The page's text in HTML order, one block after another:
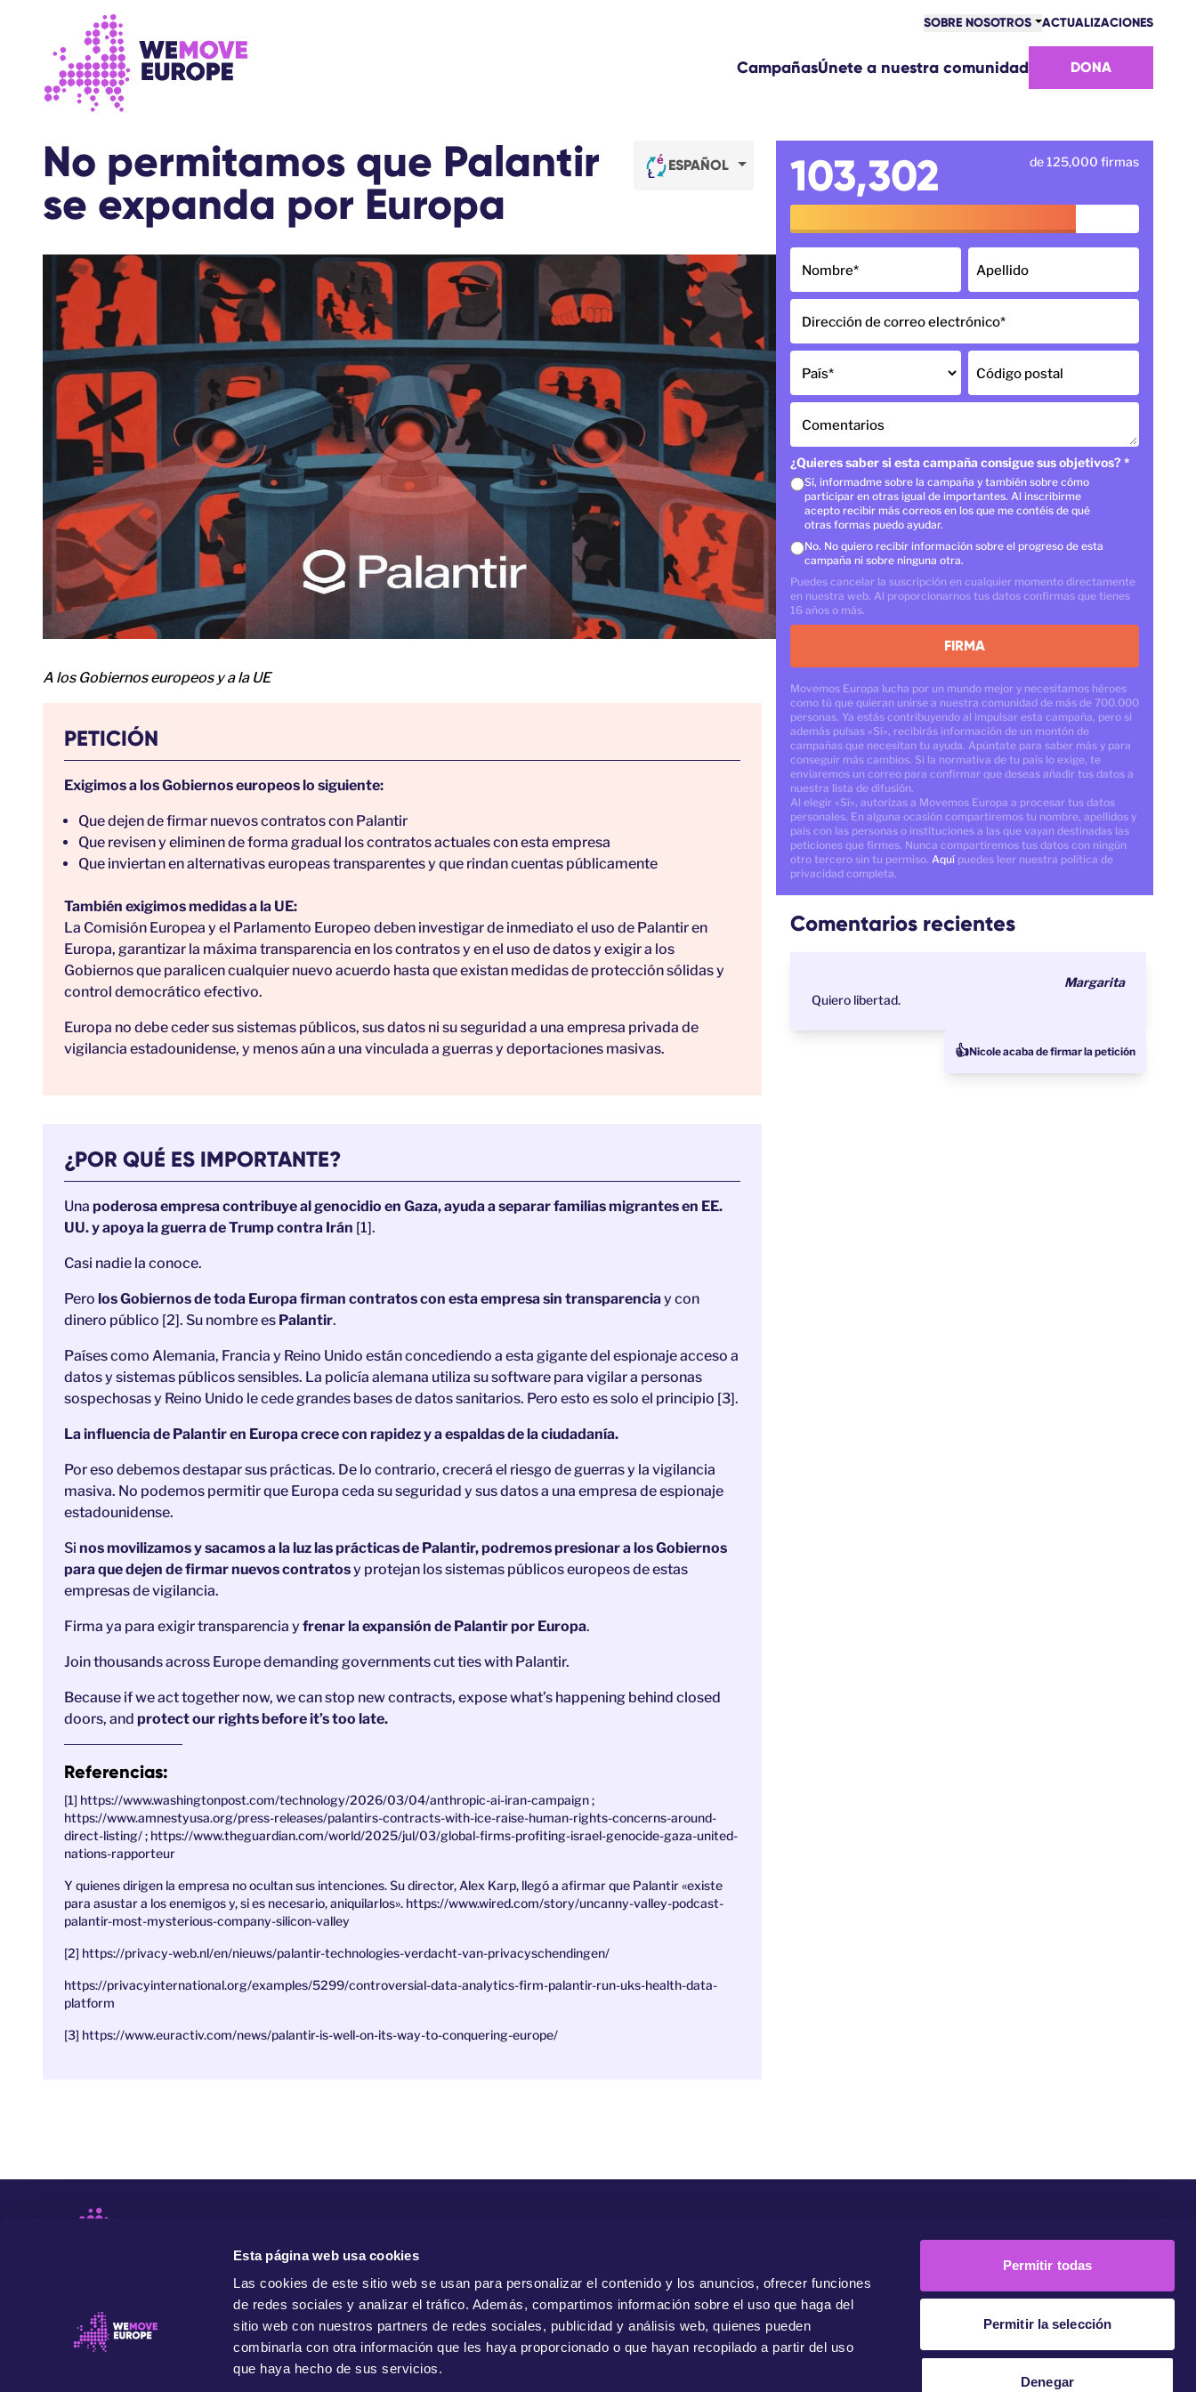
Esta página web usa cookies
Las cookies de este sitio web se usan para personalizar el contenido y los anuncios, ofrecer funciones
de redes sociales y analizar el tráfico. Además, compartimos información sobre el uso que haga del
sitio web con nuestros partners de redes sociales, publicidad y análisis web, quienes pueden
combinarla con otra información que les haya proporcionado o que hayan recopilado a partir del uso
que haya hecho de sus servicios.
Permitir todas
Permitir la selección
Denegar
SOBRE NOSOTROS
VICTORIAS
CÓMO NOS FINANCIAMOS
CONTACTO
ACTUALIZACIONES
CampañasÚnete a nuestra comunidad DONA
ESPAÑOL
No permitamos que Palantir
se expanda por Europa
A los Gobiernos europeos y a la UE
PETICIÓN
Exigimos a los Gobiernos europeos lo siguiente:
Que dejen de firmar nuevos contratos con Palantir
Que revisen y eliminen de forma gradual los contratos actuales con esta empresa
Que inviertan en alternativas europeas transparentes y que rindan cuentas públicamente
También exigimos medidas a la UE:
La Comisión Europea y el Parlamento Europeo deben investigar de inmediato el uso de Palantir en
Europa, garantizar la máxima transparencia en los contratos y en el uso de datos y exigir a los
Gobiernos que paralicen cualquier nuevo acuerdo hasta que existan medidas de protección sólidas y
control democrático efectivo.
Europa no debe ceder sus sistemas públicos, sus datos ni su seguridad a una empresa privada de
vigilancia estadounidense, y menos aún a una vinculada a guerras y deportaciones masivas.
¿POR QUÉ ES IMPORTANTE?
Una poderosa empresa contribuye al genocidio en Gaza, ayuda a separar familias migrantes en EE.
UU. y apoya la guerra de Trump contra Irán [1].
Casi nadie la conoce.
Pero los Gobiernos de toda Europa firman contratos con esta empresa sin transparenciay con
dinero público [2]. Su nombre es Palantir.
Países como Alemania, Francia y Reino Unido están concediendo a esta gigante del espionaje acceso a
datos y sistemas públicos sensibles. La policía alemana utiliza su software para vigilar a personas
sospechosas y Reino Unido le cede grandes bases de datos sanitarios. Pero esto es solo el principio [3].
La influencia de Palantir en Europa crece con rapidez y a espaldas de la ciudadanía.
Por eso debemos destapar sus prácticas. De lo contrario, crecerá el riesgo de guerras y la vigilancia
masiva. No podemos permitir que Europa ceda su seguridad y sus datos a una empresa de espionaje
estadounidense.
Si nos movilizamos y sacamos a la luz las prácticas de Palantir, podremos presionar a los Gobiernos
para que dejen de firmar nuevos contratosy protejan los sistemas públicos europeos de estas
empresas de vigilancia.
Firma ya para exigir transparencia y frenar la expansión de Palantir por Europa.
Join thousands across Europe demanding governments cut ties with Palantir.
Because if we act together now, we can stop new contracts, expose what’s happening behind closed
doors, and protect our rights before it’s too late.
Referencias:
[1] https://www.washingtonpost.com/technology/2026/03/04/anthropic-ai-iran-campaign ;
https://www.amnestyusa.org/press-releases/palantirs-contracts-with-ice-raise-human-rights-concerns-around-
direct-listing/ ; https://www.theguardian.com/world/2025/jul/03/global-firms-profiting-israel-genocide-gaza-united-
nations-rapporteur
Y quienes dirigen la empresa no ocultan sus intenciones. Su director, Alex Karp, llegó a afirmar que Palantir «existe
para asustar a los enemigos y, si es necesario, aniquilarlos». https://www.wired.com/story/uncanny-valley-podcast-
palantir-most-mysterious-company-silicon-valley
[2] https://privacy-web.nl/en/nieuws/palantir-technologies-verdacht-van-privacyschendingen/
https://privacyinternational.org/examples/5299/controversial-data-analytics-firm-palantir-run-uks-health-data-
platform
[3] https://www.euractiv.com/news/palantir-is-well-on-its-way-to-conquering-europe/
103,302 de 125,000 firmas
Nombre* Apellido
Dirección de correo electrónico*
País* Código postal
Comentarios
¿Quieres saber si esta campaña consigue sus objetivos? *
Sí, informadme sobre la campaña y también sobre cómo
participar en otras igual de importantes. Al inscribirme
acepto recibir más correos en los que me contéis de qué
otras formas puedo ayudar.
No. No quiero recibir información sobre el progreso de esta
campaña ni sobre ninguna otra.
Puedes cancelar la suscripción en cualquier momento directamente
en nuestra web. Al proporcionarnos tus datos confirmas que tienes
16 años o más.
FIRMA
Movemos Europa lucha por un mundo mejor y necesitamos héroes
como tú que quieran unirse a nuestra comunidad de más de 700.000
personas. Ya estás contribuyendo al impulsar esta campaña, pero si
además pulsas «Sí», recibirás información de un montón de
campañas que necesitan tu ayuda. Apúntate para saber más y para
conseguir más cambios. Si la normativa de tu país lo exige, te
enviaremos un correo para confirmar que deseas añadir tus datos a
nuestra lista de difusión.
Al elegir «Sí», autorizas a Movemos Europa a procesar tus datos
personales. En alguna ocasión compartiremos tu nombre, apellidos y
país con las personas o instituciones a las que vayan destinadas las
peticiones que firmes. Nunca compartiremos tus datos con ningún
otro tercero sin tu permiso. Aquípuedes leer nuestra política de
privacidad completa.
Comentarios recientes
Margarita
Quiero libertad.
👍Nicole acaba de firmar la petición
Movemos Europa es una organización independiente y